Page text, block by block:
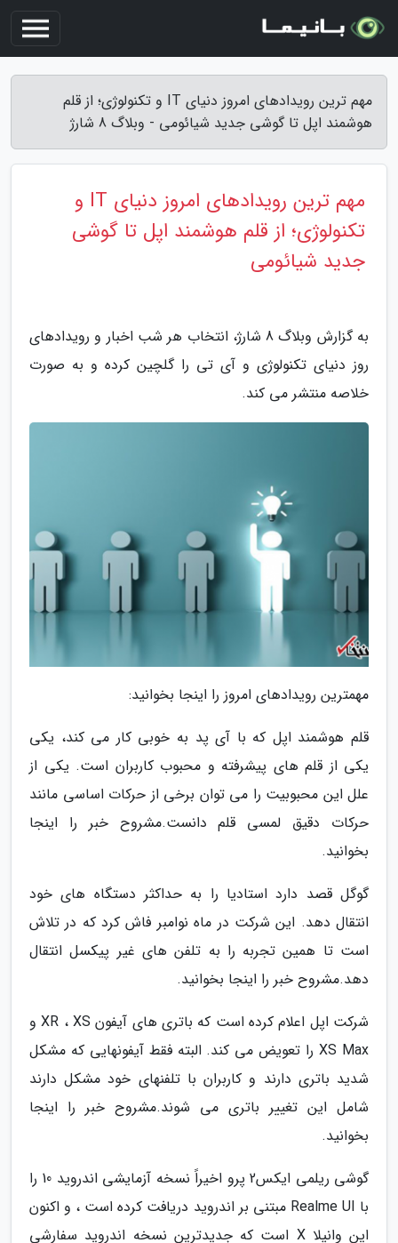
مهم ترین رویدادهای امروز دنیای IT و تکنولوژی؛ از قلم
هوشمند اپل تا گوشی جدید شیائومی - وبلاگ 8 شارژ
مهم ترین رویدادهای امروز دنیای IT و
تکنولوژی؛ از قلم هوشمند اپل تا گوشی
جدید شیائومی
به گزارش وبلاگ 8 شارژ، انتخاب هر شب اخبار و رویدادهای
روز دنیای تکنولوژی و آی تی را گلچین کرده و به صورت
خلاصه منتشر می کند.
مهمترین رویدادهای امروز را اینجا بخوانید:
قلم هوشمند اپل که با آی پد به خوبی کار می کند، یکی
یکی از قلم های پیشرفته و محبوب کاربران است. یکی از
علل این محبوبیت را می توان برخی از حرکات اساسی مانند
حرکات دقیق لمسی قلم دانست.مشروح خبر را اینجا
بخوانید.
گوگل قصد دارد استادیا را به حداکثر دستگاه های خود
انتقال دهد. این شرکت در ماه نوامبر فاش کرد که در تلاش
است تا همین تجربه را به تلفن های غیر پیکسل انتقال
دهد.مشروح خبر را اینجا بخوانید.
شرکت اپل اعلام کرده است که باتری های آیفون XR ، XS و
XS Max را تعویض می کند. البته فقط آیفونهایی که مشکل
شدید باتری دارند و کاربران با تلفنهای خود مشکل دارند
شامل این تغییر باتری می شوند.مشروح خبر را اینجا
بخوانید.
گوشی ریلمی ایکس2 پرو اخیراً نسخه آزمایشی اندروید 10 را
با Realme UI مبتنی بر اندروید دریافت کرده است ، و اکنون
این وانیلا X است که جدیدترین نسخه اندروید سفارشی